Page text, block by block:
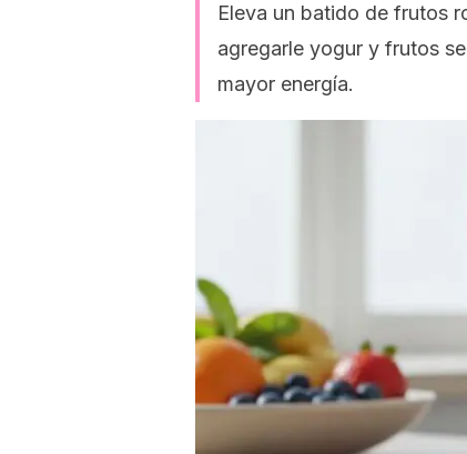
Eleva un batido de frutos
agregarle yogur y frutos
mayor energía.